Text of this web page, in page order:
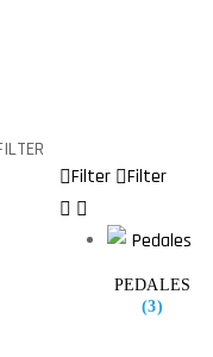
Filter Filter
PEDALES
(3)